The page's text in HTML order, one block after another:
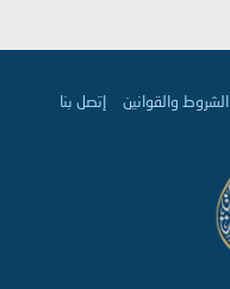
الشروط والقوانين إتصل بنا